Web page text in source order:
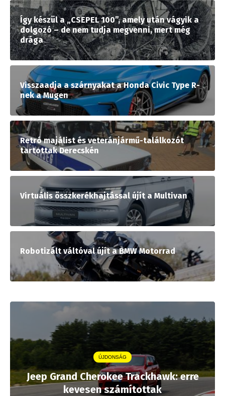
Így készül a „CSEPEL 100”, amely után vágyik a
dolgozó – de nem tudja megvenni, mert még
drága
Visszaadja a szárnyakat a Honda Civic Type R-
nek a Mugen
Retró majálist és veteránjármű-találkozót
tartottak Derecskén
Virtuális összkerékhajtással újít a Multivan
Robotizált váltóval újít a BMW Motorrad
ÚJDONSÁG
Jeep Grand Cherokee Trackhawk: erre
kevesen számítottak